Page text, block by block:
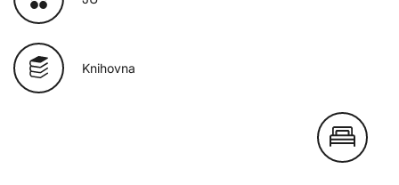
Knihovna